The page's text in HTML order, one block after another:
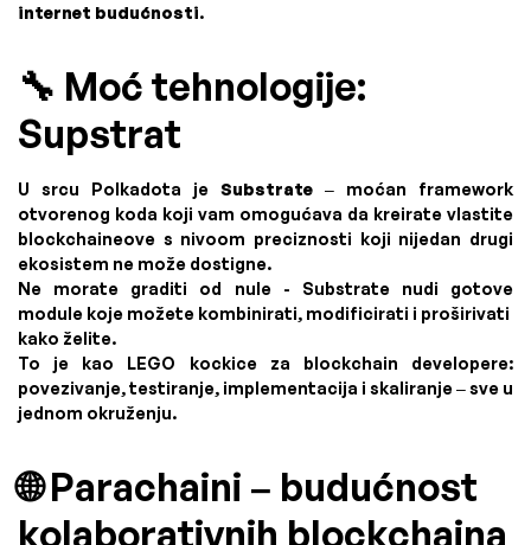
internet budućnosti.
🔧 Moć tehnologije:
Supstrat
U srcu Polkadota je Substrate – moćan framework
otvorenog koda koji vam omogućava da kreirate vlastite
blockchaineove s nivoom preciznosti koji nijedan drugi
ekosistem ne može dostigne.
Ne morate graditi od nule - Substrate nudi gotove
module koje možete kombinirati, modificirati i proširivati ​​
kako želite.
To je kao LEGO kockice za blockchain developere:
povezivanje, testiranje, implementacija i skaliranje – sve u
jednom okruženju.
🌐 Parachaini – budućnost
kolaborativnih blockchaina